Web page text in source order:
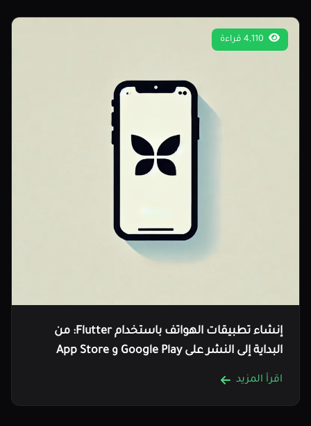
إنشاء تطبيقات الهواتف باستخدام Flutter: من
البداية إلى النشر على Google Play و App Store
اقرأ المزيد